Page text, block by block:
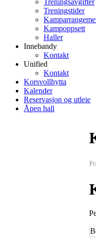
Treningsavgifter
Treningstider
Kampoppsett
Haller
Innebandy
Kontakt
Unified
Kontakt
Korsvollhytta
Kalender
Reservasjon og utleie
Åpen hall